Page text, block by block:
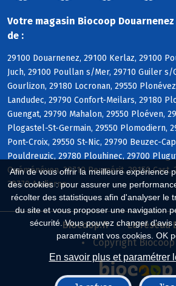
Afin de vous offrir la meilleure expérience
des cookies : pour assurer une
récolter des statistiques afin d'analyser le
du site et vous proposer une navigation
sécurité. Vous pouvez changer d'avis
paramétrant vos cookies. OK
En savoir plus et paramétrer
Votre magasin Biocoop
de :
29100 Douarnenez, 29100 Kerlaz, 29100
Juch, 29100 Poullan s/Mer, 29710 Guiler s/
Gourlizon, 29180 Locronan, 29550
Landudec, 29790 Confort-Meilars, 29180
Guengat, 29790 Mahalon, 29550 Ploéven,
Plogastel-St-Germain, 29550 Plomodiern,
Pont-Croix, 29550 St-Nic, 29790 Beuzec-
Pouldreuzic, 29780 Plouhinec, 29700
Quéménéven, 29710 Peumérit, 29150
29770 Audierne
Biocoop.fr
Le réseau
Copyright Biocoop